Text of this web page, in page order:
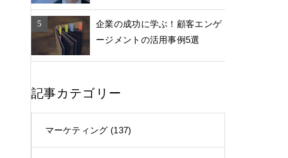
企業の成功に学ぶ！顧客エンゲ
ージメントの活用事例5選
記事カテゴリー
マーケティング (137)